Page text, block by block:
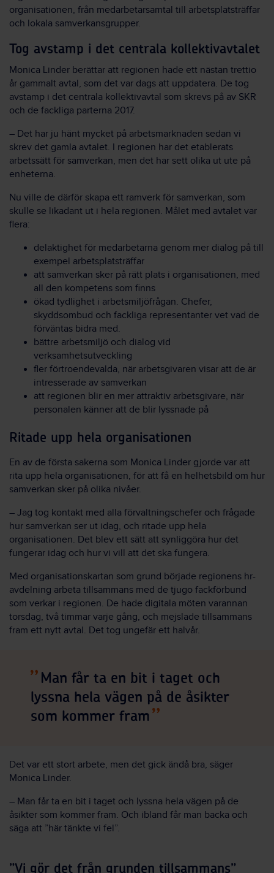
organisationen, från medarbetarsamtal till arbetsplatsträffar
och lokala samverkansgrupper.
Tog avstamp i det centrala kollektivavtalet
Monica Linder berättar att regionen hade ett nästan trettio
år gammalt avtal, som det var dags att uppdatera. De tog
avstamp i det centrala kollektivavtal som skrevs på av SKR
och de fackliga parterna 2017.
– Det har ju hänt mycket på arbetsmarknaden sedan vi
skrev det gamla avtalet. I regionen har det etablerats
arbetssätt för samverkan, men det har sett olika ut ute på
enheterna.
Nu ville de därför skapa ett ramverk för samverkan, som
skulle se likadant ut i hela regionen. Målet med avtalet var
flera:
delaktighet för medarbetarna genom mer dialog på till
exempel arbetsplatsträffar
att samverkan sker på rätt plats i organisationen, med
all den kompetens som finns
ökad tydlighet i arbetsmiljöfrågan. Chefer,
skyddsombud och fackliga representanter vet vad de
förväntas bidra med.
bättre arbetsmiljö och dialog vid
verksamhetsutveckling
fler förtroendevalda, när arbetsgivaren visar att de är
intresserade av samverkan
att regionen blir en mer attraktiv arbetsgivare, när
personalen känner att de blir lyssnade på
Ritade upp hela organisationen
En av de första sakerna som Monica Linder gjorde var att
rita upp hela organisationen, för att få en helhetsbild om hur
samverkan sker på olika nivåer.
– Jag tog kontakt med alla förvaltningschefer och frågade
hur samverkan ser ut idag, och ritade upp hela
organisationen. Det blev ett sätt att synliggöra hur det
fungerar idag och hur vi vill att det ska fungera.
Med organisationskartan som grund började regionens hr-
avdelning arbeta tillsammans med de tjugo fackförbund
som verkar i regionen. De hade digitala möten varannan
torsdag, två timmar varje gång, och mejslade tillsammans
fram ett nytt avtal. Det tog ungefär ett halvår.
Man får ta en bit i taget och
lyssna hela vägen på de åsikter
som kommer fram
Det var ett stort arbete, men det gick ändå bra, säger
Monica Linder.
– Man får ta en bit i taget och lyssna hela vägen på de
åsikter som kommer fram. Och ibland får man backa och
säga att ”här tänkte vi fel”.
”Vi gör det från grunden tillsammans”